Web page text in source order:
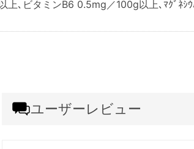
上､ビタミンB6 0.5mg／100g以上､ﾏｸﾞﾈｼ
ユーザーレビュー